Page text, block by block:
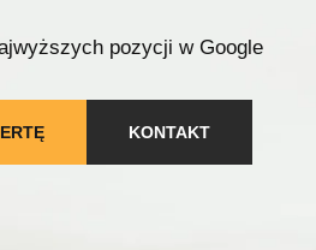
pozycji w Google
KONTAKT